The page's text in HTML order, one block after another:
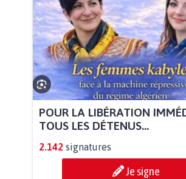
POUR LA LIBÉRATION
TOUS LES DÉTENUS...
2.142 signatures
Je signe